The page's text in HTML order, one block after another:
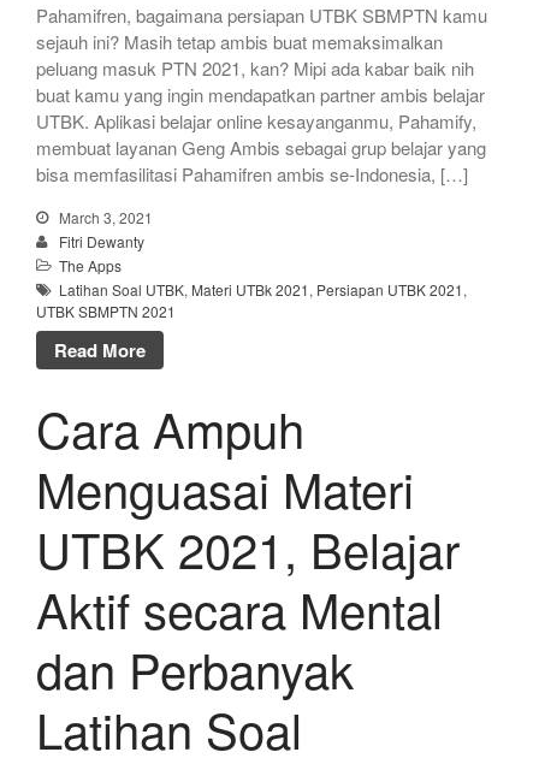
Pahamifren, bagaimana persiapan UTBK SBMPTN kamu
sejauh ini? Masih tetap ambis buat memaksimalkan
peluang masuk PTN 2021, kan? Mipi ada kabar baik nih
buat kamu yang ingin mendapatkan partner ambis belajar
UTBK. Aplikasi belajar online kesayanganmu, Pahamify,
membuat layanan Geng Ambis sebagai grup belajar yang
bisa memfasilitasi Pahamifren ambis se-Indonesia, […]
March 3, 2021
Fitri Dewanty
The Apps
Latihan Soal UTBK, Materi UTBk 2021, Persiapan UTBK 2021,
UTBK SBMPTN 2021
Read More
Cara Ampuh
Menguasai Materi
UTBK 2021, Belajar
Aktif secara Mental
dan Perbanyak
Latihan Soal